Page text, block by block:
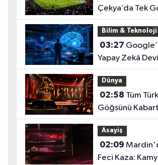
Çekya’da Tek
Güldü! Italiano:
Olduk ve
Aldık"
Bilim & Teknoloji
03:27
Yapay Zekâ
Bilim İnsanına
Dünya
02:58
Göğsünü
İki Dev İsim
Jürisine Seçildi!
Asayiş
02:09 Mardin'de
Feci Kaza: